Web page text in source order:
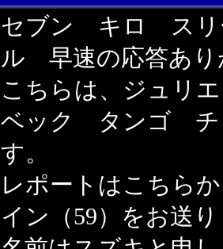
セブン キロ ス
ル 早速の応答あり
こちらは、ジュ
ベック タンゴ チ
す。
レポートはこちら
イン（59）をお送